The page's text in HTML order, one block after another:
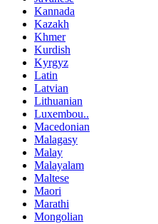
Kannada
Kazakh
Khmer
Kurdish
Kyrgyz
Latin
Latvian
Lithuanian
Luxembou..
Macedonian
Malagasy
Malay
Malayalam
Maltese
Maori
Marathi
Mongolian